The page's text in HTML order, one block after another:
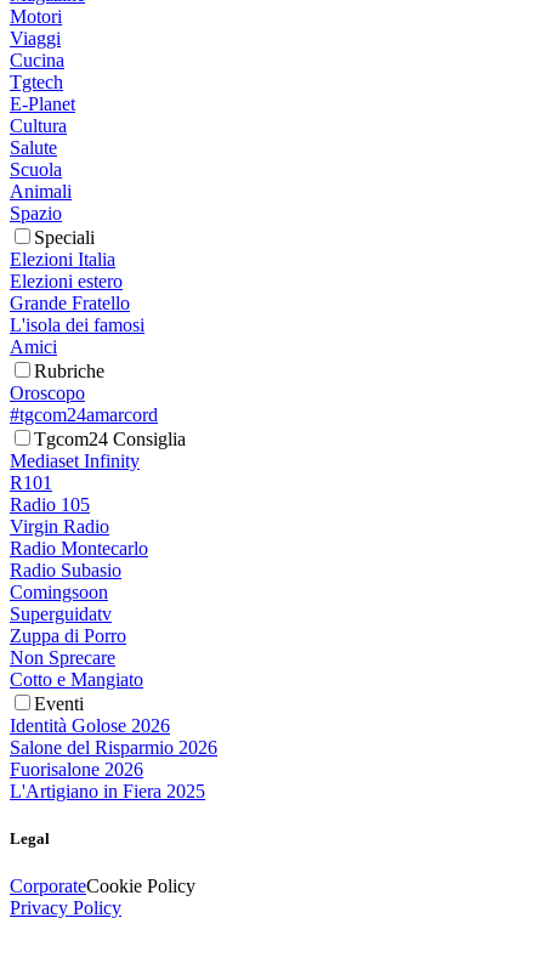
Motori
Viaggi
Cucina
Tgtech
E-Planet
Cultura
Salute
Scuola
Animali
Spazio
Speciali
Elezioni Italia
Elezioni estero
Grande Fratello
L'isola dei famosi
Amici
Rubriche
Oroscopo
#tgcom24amarcord
Tgcom24 Consiglia
Mediaset Infinity
R101
Radio 105
Virgin Radio
Radio Montecarlo
Radio Subasio
Comingsoon
Superguidatv
Zuppa di Porro
Non Sprecare
Cotto e Mangiato
Eventi
Identità Golose 2026
Salone del Risparmio 2026
Fuorisalone 2026
L'Artigiano in Fiera 2025
Legal
CorporateCookie Policy
Privacy Policy